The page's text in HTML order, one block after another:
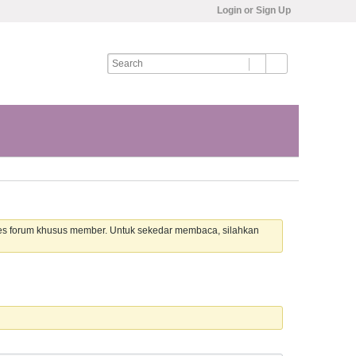
Login or Sign Up
khusus member. Untuk sekedar membaca, silahkan